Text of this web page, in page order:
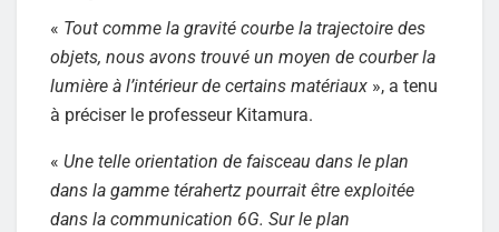
« Tout comme la gravité courbe la trajectoire des
objets, nous avons trouvé un moyen de courber la
lumière à l’intérieur de certains matériaux », a tenu
à préciser le professeur Kitamura.
« Une telle orientation de faisceau dans le plan
dans la gamme térahertz pourrait être exploitée
dans la communication 6G. Sur le plan